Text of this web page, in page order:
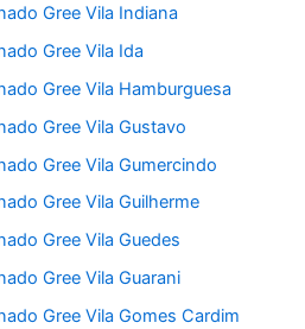
Gree Vila Indiana
Gree Vila Ida
Gree Vila Hamburguesa
Gree Vila Gustavo
Gree Vila Gumercindo
Gree Vila Guilherme
Gree Vila Guedes
Gree Vila Guarani
Gree Vila Gomes Cardim